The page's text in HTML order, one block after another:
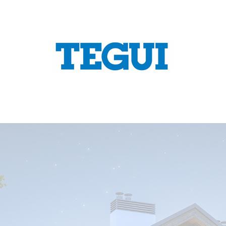
CONTACTA CON NOSOTROS
ofrecemos un servicio completo y